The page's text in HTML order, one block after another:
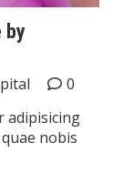
by
0
adipisicing
nobis